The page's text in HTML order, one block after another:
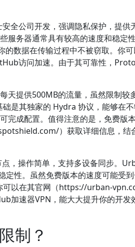
全公司开发，强调隐私保护，提供
服务器通常具有较高的速度和稳定
数据在传输过程中不被窃取。你
访问加速。由于其可靠性，
天提供500MB的流量，虽然限制较
是其独家的 Hydra 协议，能够在
完成配置。值得注意的是，免费版
）获取详细信息，结
，操作简单，支持多设备同步。
定性。虽然免费版本的速度可能受
可以在其官网（https://urban-
加速器VPN，能大大提升你的开发
制？